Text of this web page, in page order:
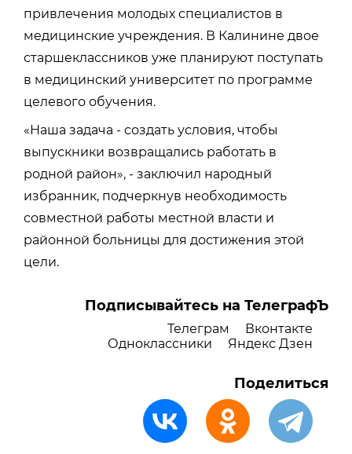
привлечения молодых специалистов в
медицинские учреждения. В Калинине двое
старшеклассников уже планируют поступать
в медицинский университет по программе
целевого обучения.
«Наша задача - создать условия, чтобы
выпускники возвращались работать в
родной район», - заключил народный
избранник, подчеркнув необходимость
совместной работы местной власти и
районной больницы для достижения этой
цели.
Подписывайтесь на ТелеграфЪ
Телеграм
Вконтакте
Одноклассники
Яндекс Дзен
Поделиться